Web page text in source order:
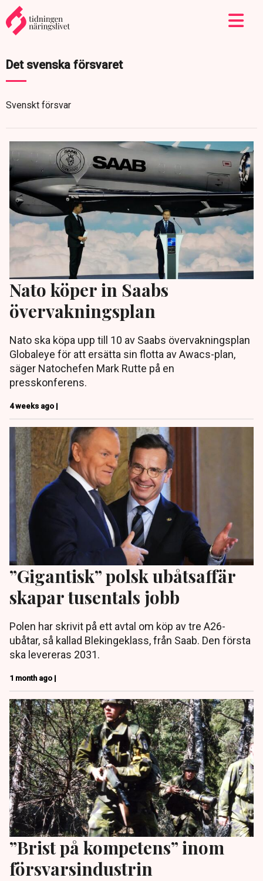
Det svenska försvaret
Svenskt försvar
Nato köper in Saabs
övervakningsplan
Nato ska köpa upp till 10 av Saabs övervakningsplan
Globaleye för att ersätta sin flotta av Awacs-plan,
säger Natochefen Mark Rutte på en
presskonferens.
4 weeks ago |
”Gigantisk” polsk ubåtsaffär
skapar tusentals jobb
Polen har skrivit på ett avtal om köp av tre A26-
ubåtar, så kallad Blekingeklass, från Saab. Den första
ska levereras 2031.
1 month ago |
”Brist på kompetens” inom
försvarsindustrin